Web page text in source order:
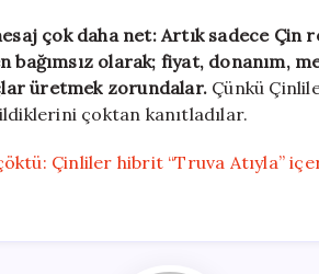
çok daha net: Artık sadece Çin
olarak; fiyat, donanım,
üretmek zorundalar. Çünkü
çoktan kanıtladılar.
Çinliler hibrit “Truva Atıyla”